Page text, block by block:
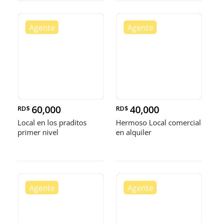
RD$ 60,000
Local en los praditos
primer nivel
RD$ 40,000
Hermoso Local comercial
en alquiler